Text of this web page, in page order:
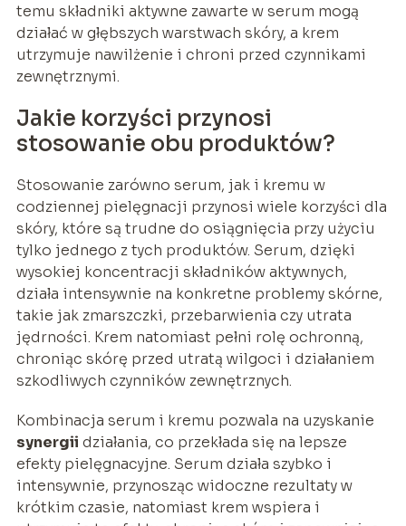
temu składniki aktywne zawarte w serum mogą
działać w głębszych warstwach skóry, a krem
utrzymuje nawilżenie i chroni przed czynnikami
zewnętrznymi.
Jakie korzyści przynosi
stosowanie obu produktów?
Stosowanie zarówno serum, jak i kremu w
codziennej pielęgnacji przynosi wiele korzyści dla
skóry, które są trudne do osiągnięcia przy użyciu
tylko jednego z tych produktów. Serum, dzięki
wysokiej koncentracji składników aktywnych,
działa intensywnie na konkretne problemy skórne,
takie jak zmarszczki, przebarwienia czy utrata
jędrności. Krem natomiast pełni rolę ochronną,
chroniąc skórę przed utratą wilgoci i działaniem
szkodliwych czynników zewnętrznych.
Kombinacja serum i kremu pozwala na uzyskanie
synergii działania, co przekłada się na lepsze
efekty pielęgnacyjne. Serum działa szybko i
intensywnie, przynosząc widoczne rezultaty w
krótkim czasie, natomiast krem wspiera i